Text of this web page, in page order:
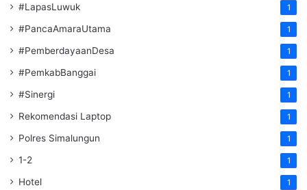
#LapasLuwuk 1
#PancaAmaraUtama 1
#PemberdayaanDesa 1
#PemkabBanggai 1
#Sinergi 1
Rekomendasi Laptop 1
Polres Simalungun 1
1-2 1
Hotel 1